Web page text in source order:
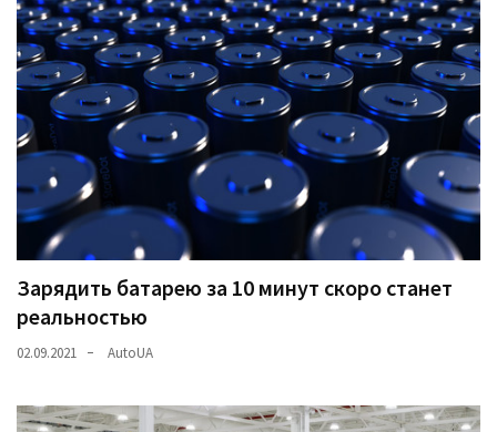
Зарядить батарею за 10 минут скоро станет
реальностью
02.09.2021 AutoUA